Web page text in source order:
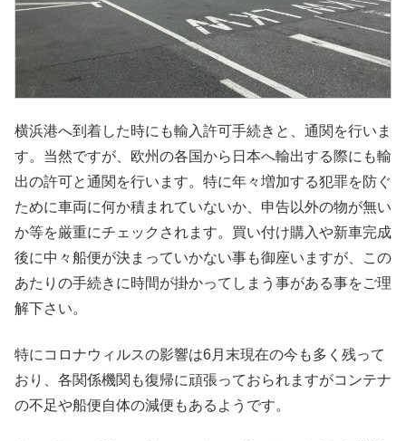
横浜港へ到着した時にも輸入許可手続きと、通関を行いま
す。当然ですが、欧州の各国から日本へ輸出する際にも輸
出の許可と通関を行います。特に年々増加する犯罪を防ぐ
ために車両に何か積まれていないか、申告以外の物が無い
か等を厳重にチェックされます。買い付け購入や新車完成
後に中々船便が決まっていかない事も御座いますが、この
あたりの手続きに時間が掛かってしまう事がある事をご理
解下さい。
特にコロナウィルスの影響は6月末現在の今も多く残って
おり、各関係機関も復帰に頑張っておられますがコンテナ
の不足や船便自体の減便もあるようです。